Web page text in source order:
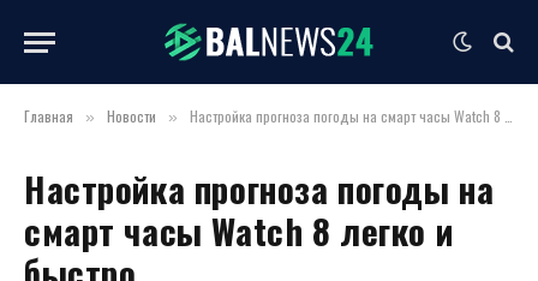
Главная » Новости » Настройка прогноза погоды на смарт часы Watch 8 легко и быстро
Настройка прогноза погоды на
смарт часы Watch 8 легко и